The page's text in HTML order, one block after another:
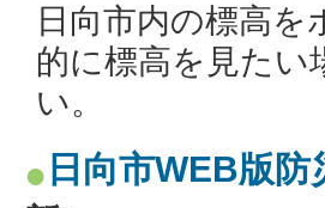
日向市内の標高
的に標高を見たい
い。
日向市WEB版